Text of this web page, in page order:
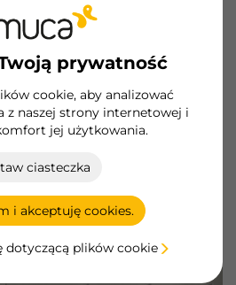
prywatność
cookie, aby analizować
z naszej strony internetowej i
jej użytkowania.
ciasteczka
i akceptuję cookies.
dotyczącą plików cookie
Projekty